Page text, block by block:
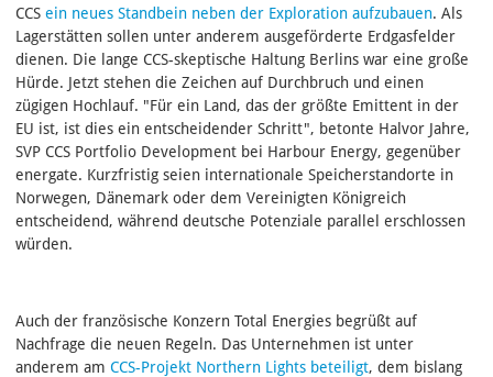
CCS ein neues Standbein neben der Exploration aufzubauen. Als
Lagerstätten sollen unter anderem ausgeförderte Erdgasfelder
dienen. Die lange CCS-skeptische Haltung Berlins war eine große
Hürde. Jetzt stehen die Zeichen auf Durchbruch und einen
zügigen Hochlauf. "Für ein Land, das der größte Emittent in der
EU ist, ist dies ein entscheidender Schritt", betonte Halvor Jahre,
SVP CCS Portfolio Development bei Harbour Energy, gegenüber
energate. Kurzfristig seien internationale Speicherstandorte in
Norwegen, Dänemark oder dem Vereinigten Königreich
entscheidend, während deutsche Potenziale parallel erschlossen
würden.
Auch der französische Konzern Total Energies begrüßt auf
Nachfrage die neuen Regeln. Das Unternehmen ist unter
anderem am CCS-Projekt Northern Lights beteiligt, dem bislang